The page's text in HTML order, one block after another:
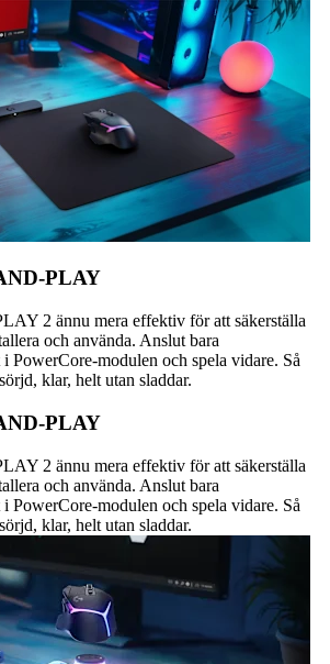
PLAY
2 ännu mera effektiv för att säkerställa
och använda. Anslut bara
PowerCore-modulen och spela vidare. Så
klar, helt utan sladdar.
PLAY
2 ännu mera effektiv för att säkerställa
och använda. Anslut bara
PowerCore-modulen och spela vidare. Så
klar, helt utan sladdar.